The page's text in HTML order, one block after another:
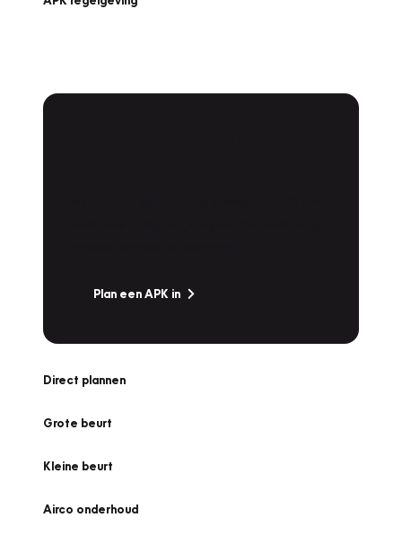
Plan een APK in
Direct plannen
Grote beurt
Kleine beurt
Airco onderhoud